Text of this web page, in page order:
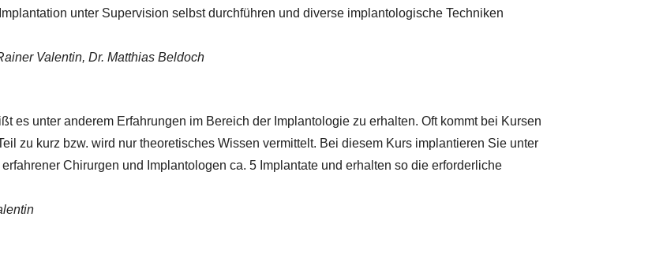
unter Supervision selbst durchführen und diverse implantologische Techniken
Valentin, Dr. Matthias Beldoch
es unter anderem Erfahrungen im Bereich der Implantologie zu erhalten. Oft kommt bei Kursen
zu kurz bzw. wird nur theoretisches Wissen vermittelt. Bei diesem Kurs implantieren Sie unter
Chirurgen und Implantologen ca. 5 Implantate und erhalten so die erforderliche